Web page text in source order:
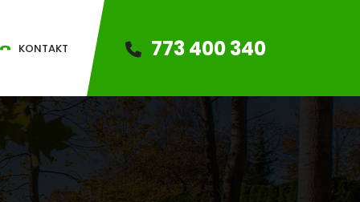
KONTAKT 773 400 340